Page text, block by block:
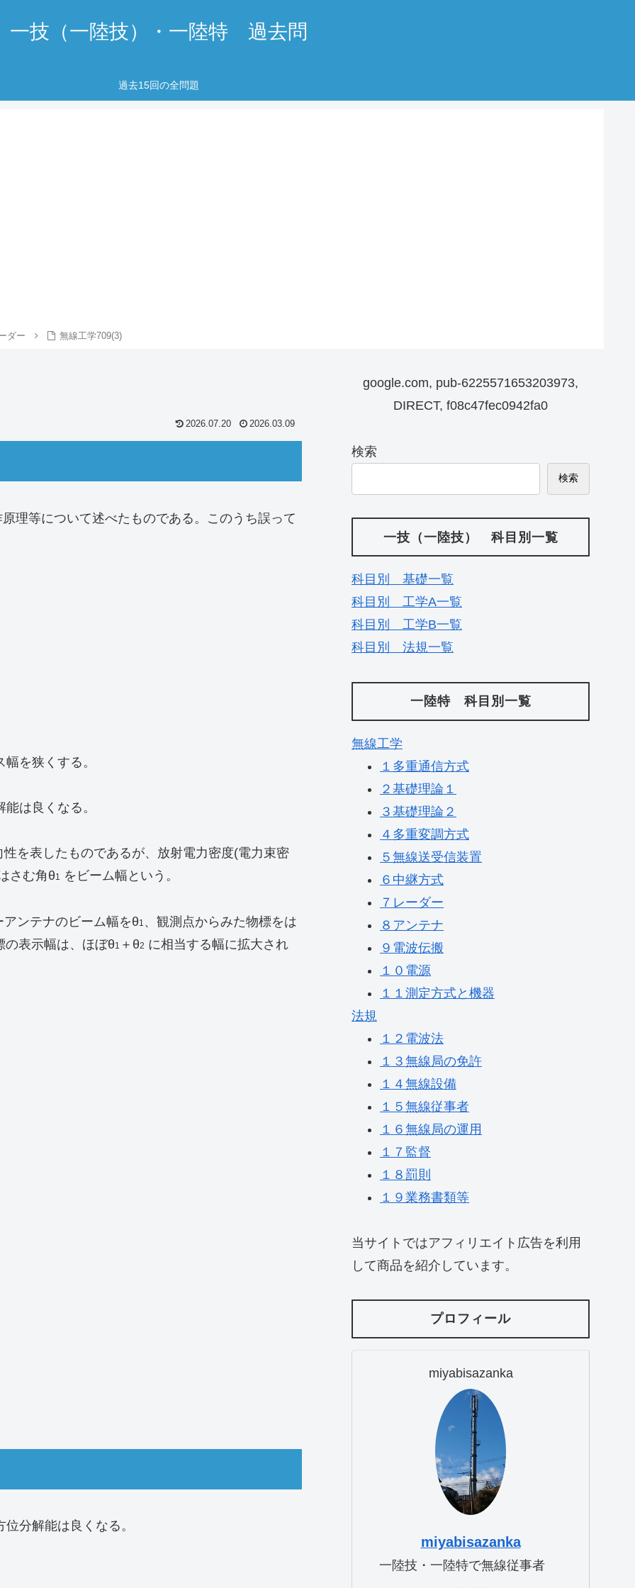
一技（一陸技）・一陸特 過去問
過去15回の全問題
ダー 無線工学709(3)
2026.07.20 2026.03.09
理等について述べたものである。このうち誤って
を狭くする。
は良くなる。
を表したものであるが、放射電力密度(電力束密
さむ角θ1 をビーム幅という。
ンテナのビーム幅をθ1 、観測点からみた物標をは
の表示幅は、ほぼθ1 ＋θ2 に相当する幅に拡大され
位分解能は良くなる。
google.com, pub-6225571653203973,
DIRECT, f08c47fec0942fa0
検索
検索
一技（一陸技） 科目別一覧
科目別 基礎一覧
科目別 工学A一覧
科目別 工学B一覧
科目別 法規一覧
一陸特 科目別一覧
無線工学
１多重通信方式
２基礎理論１
３基礎理論２
４多重変調方式
５無線送受信装置
６中継方式
７レーダー
８アンテナ
９電波伝搬
１０電源
１１測定方式と機器
法規
１２電波法
１３無線局の免許
１４無線設備
１５無線従事者
１６無線局の運用
１７監督
１８罰則
１９業務書類等
当サイトではアフィリエイト広告を利用
して商品を紹介しています。
プロフィール
miyabisazanka
miyabisazanka
一陸技・一陸特で無線従事者